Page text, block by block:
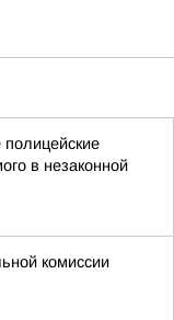
в незаконной
комиссии